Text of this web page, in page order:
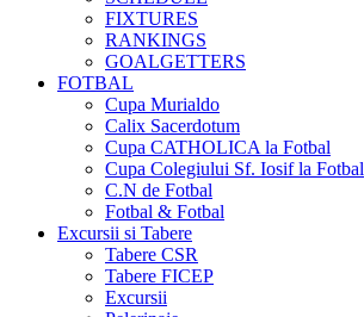
FIXTURES
RANKINGS
GOALGETTERS
FOTBAL
Cupa Murialdo
Calix Sacerdotum
Cupa CATHOLICA la Fotbal
Cupa Colegiului Sf. Iosif la Fotbal
C.N de Fotbal
Fotbal & Fotbal
Excursii si Tabere
Tabere CSR
Tabere FICEP
Excursii